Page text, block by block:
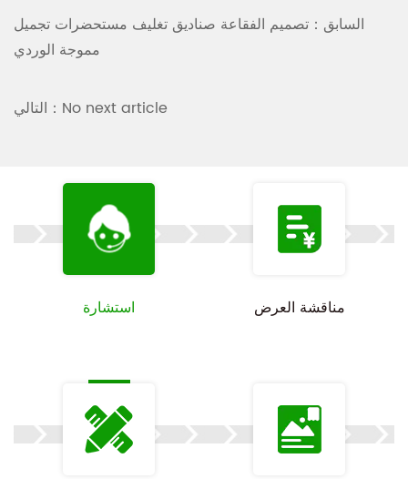
السابق：تصميم الفقاعة صناديق تغليف مستحضرات تجميل
مموجة الوردي
التالي：No next article
استشارة مناقشة العرض